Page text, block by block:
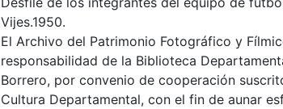
Vijes.1950.
El Archivo del Patrimonio Fotográfico y
responsabilidad de la Biblioteca
Borrero, por convenio de cooperación
Cultura Departamental, con el fin de aunar